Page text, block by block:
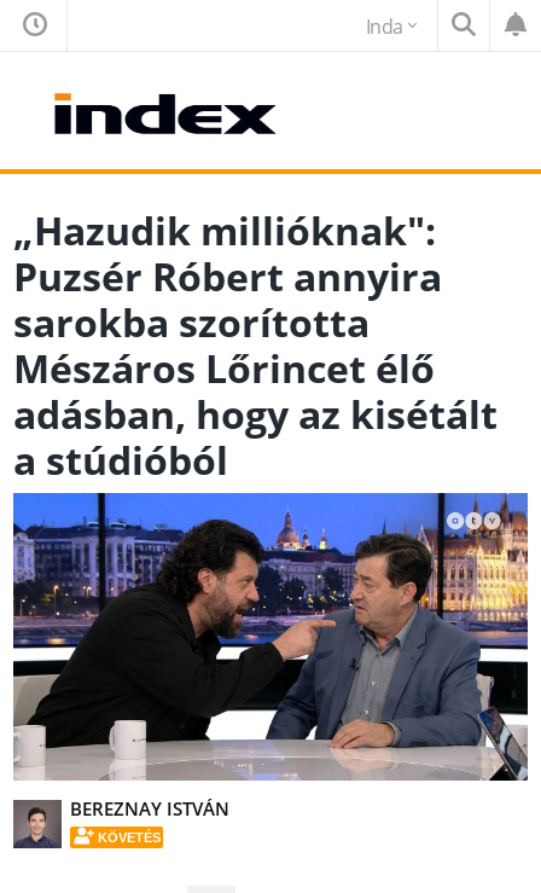
Inda
„Hazudik millióknak":
Puzsér Róbert annyira
sarokba szorította
Mészáros Lőrincet élő
adásban, hogy az kisétált
a stúdióból
BEREZNAY ISTVÁN
KÖVETÉS